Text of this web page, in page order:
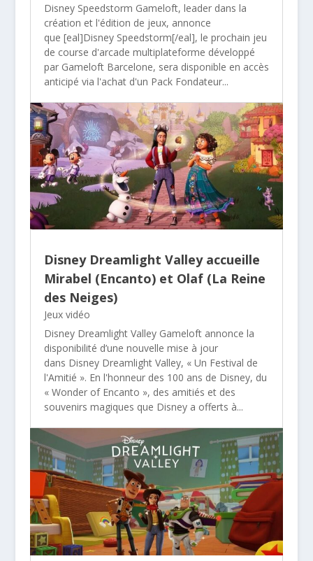
Disney Speedstorm Gameloft, leader dans la
création et l'édition de jeux, annonce
que [eal]Disney Speedstorm[/eal], le prochain jeu
de course d'arcade multiplateforme développé
par Gameloft Barcelone, sera disponible en accès
anticipé via l'achat d'un Pack Fondateur...
Disney Dreamlight Valley accueille
Mirabel (Encanto) et Olaf (La Reine
des Neiges)
Jeux vidéo
Disney Dreamlight Valley Gameloft annonce la
disponibilité d’une nouvelle mise à jour
dans Disney Dreamlight Valley, « Un Festival de
l'Amitié ». En l'honneur des 100 ans de Disney, du
« Wonder of Encanto », des amitiés et des
souvenirs magiques que Disney a offerts à...